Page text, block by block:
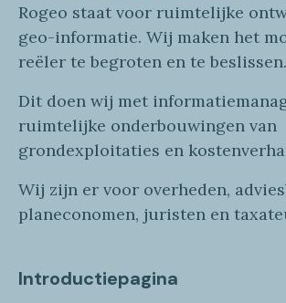
Rogeo staat voor ruimtelijke
geo-informatie. Wij maken het
reëler te begroten en te beslissen.
Dit doen wij met informatie
ruimtelijke onderbouwingen van
grondexploitaties en
Wij zijn er voor overheden,
planeconomen, juristen en
Introductiepagina